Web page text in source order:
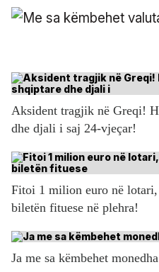
Aksident tragjik në Greqi!
dhe djali i saj 24-vjeçar!
Fitoi 1 milion euro në
biletën fituese në plehra!
Ja me sa këmbehet